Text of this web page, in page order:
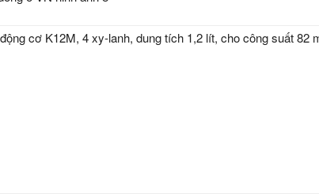
cơ K12M, 4 xy-lanh, dung tích 1,2 lít, cho công suất